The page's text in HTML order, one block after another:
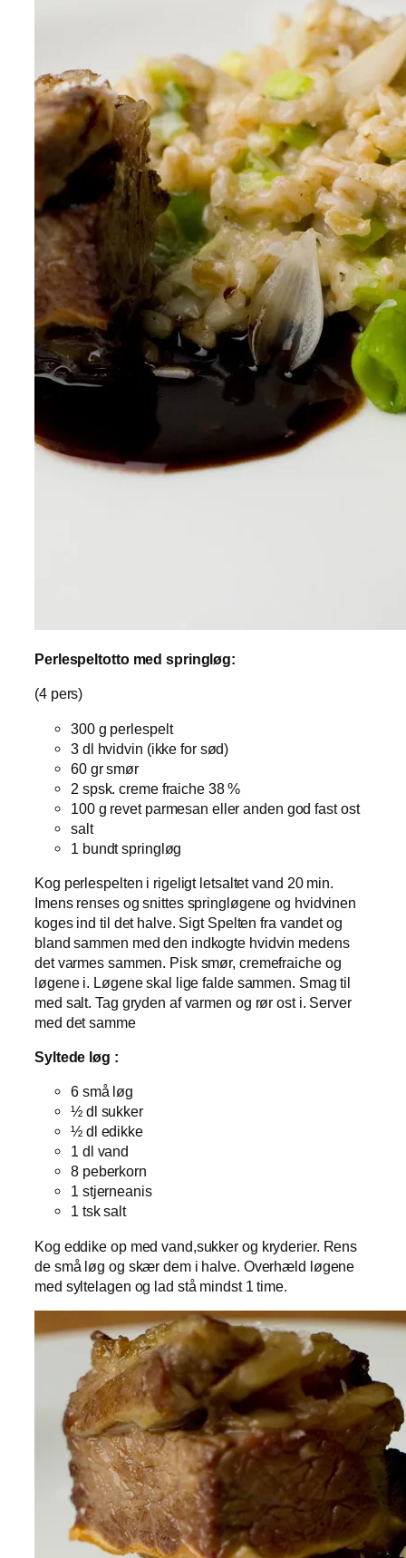
Perlespeltotto med springløg:
(4 pers)
300 g perlespelt
3 dl hvidvin (ikke for sød)
60 gr smør
2 spsk. creme fraiche 38 %
100 g revet parmesan eller anden god fast ost
salt
1 bundt springløg
Kog perlespelten i rigeligt letsaltet vand 20 min.
Imens renses og snittes springløgene og hvidvinen
koges ind til det halve. Sigt Spelten fra vandet og
bland sammen med den indkogte hvidvin medens
det varmes sammen. Pisk smør, cremefraiche og
løgene i. Løgene skal lige falde sammen. Smag til
med salt. Tag gryden af varmen og rør ost i. Server
med det samme
Syltede løg :
6 små løg
½ dl sukker
½ dl edikke
1 dl vand
8 peberkorn
1 stjerneanis
1 tsk salt
Kog eddike op med vand,sukker og kryderier. Rens
de små løg og skær dem i halve. Overhæld løgene
med syltelagen og lad stå mindst 1 time.